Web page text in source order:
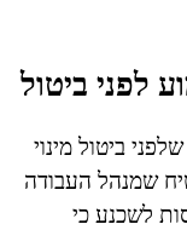
לפני ביטול
ביטול מינוי
שמנהל העבודה
לשכנע כי